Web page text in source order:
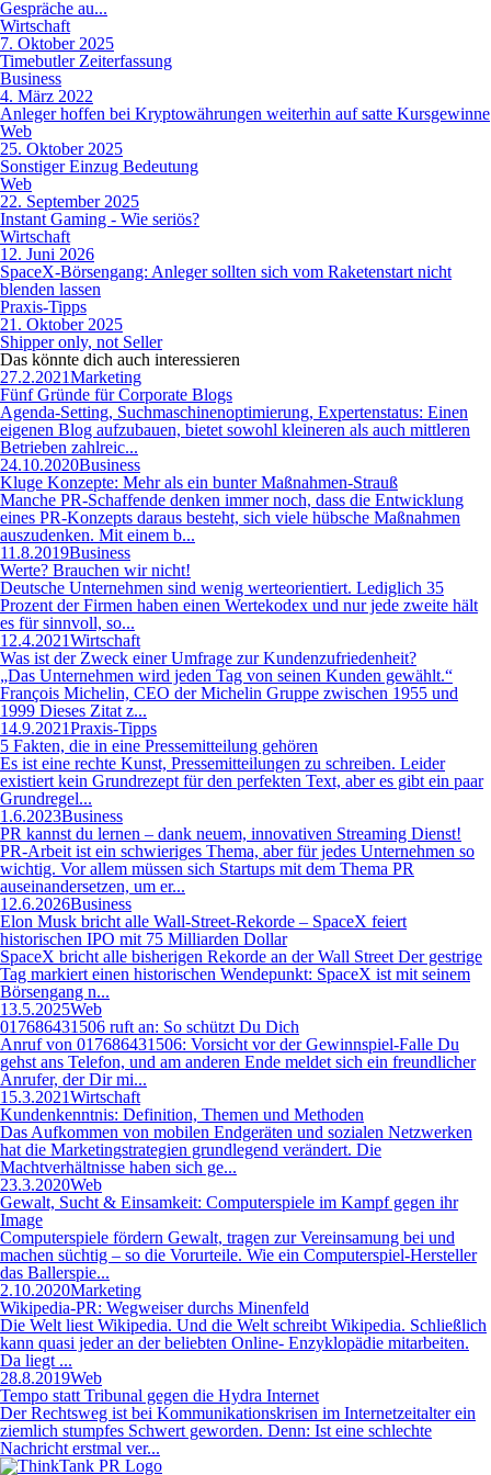
Gespräche au...
Wirtschaft
7. Oktober 2025
Timebutler Zeiterfassung
Business
4. März 2022
Anleger hoffen bei Kryptowährungen weiterhin auf satte Kursgewinne
Web
25. Oktober 2025
Sonstiger Einzug Bedeutung
Web
22. September 2025
Instant Gaming - Wie seriös?
Wirtschaft
12. Juni 2026
SpaceX-Börsengang: Anleger sollten sich vom Raketenstart nicht
blenden lassen
Praxis-Tipps
21. Oktober 2025
Shipper only, not Seller
Das könnte dich auch interessieren
27.2.2021Marketing
Fünf Gründe für Corporate Blogs
Agenda-Setting, Suchmaschinenoptimierung, Expertenstatus: Einen
eigenen Blog aufzubauen, bietet sowohl kleineren als auch mittleren
Betrieben zahlreic...
24.10.2020Business
Kluge Konzepte: Mehr als ein bunter Maßnahmen-Strauß
Manche PR-Schaffende denken immer noch, dass die Entwicklung
eines PR-Konzepts daraus besteht, sich viele hübsche Maßnahmen
auszudenken. Mit einem b...
11.8.2019Business
Werte? Brauchen wir nicht!
Deutsche Unternehmen sind wenig werteorientiert. Lediglich 35
Prozent der Firmen haben einen Wertekodex und nur jede zweite hält
es für sinnvoll, so...
12.4.2021Wirtschaft
Was ist der Zweck einer Umfrage zur Kundenzufriedenheit?
„Das Unternehmen wird jeden Tag von seinen Kunden gewählt.“
François Michelin, CEO der Michelin Gruppe zwischen 1955 und
1999 Dieses Zitat z...
14.9.2021Praxis-Tipps
5 Fakten, die in eine Pressemitteilung gehören
Es ist eine rechte Kunst, Pressemitteilungen zu schreiben. Leider
existiert kein Grundrezept für den perfekten Text, aber es gibt ein paar
Grundregel...
1.6.2023Business
PR kannst du lernen – dank neuem, innovativen Streaming Dienst!
PR-Arbeit ist ein schwieriges Thema, aber für jedes Unternehmen so
wichtig. Vor allem müssen sich Startups mit dem Thema PR
auseinandersetzen, um er...
12.6.2026Business
Elon Musk bricht alle Wall-Street-Rekorde – SpaceX feiert
historischen IPO mit 75 Milliarden Dollar
SpaceX bricht alle bisherigen Rekorde an der Wall Street Der gestrige
Tag markiert einen historischen Wendepunkt: SpaceX ist mit seinem
Börsengang n...
13.5.2025Web
017686431506 ruft an: So schützt Du Dich
Anruf von 017686431506: Vorsicht vor der Gewinnspiel-Falle Du
gehst ans Telefon, und am anderen Ende meldet sich ein freundlicher
Anrufer, der Dir mi...
15.3.2021Wirtschaft
Kundenkenntnis: Definition, Themen und Methoden
Das Aufkommen von mobilen Endgeräten und sozialen Netzwerken
hat die Marketingstrategien grundlegend verändert. Die
Machtverhältnisse haben sich ge...
23.3.2020Web
Gewalt, Sucht & Einsamkeit: Computerspiele im Kampf gegen ihr
Image
Computerspiele fördern Gewalt, tragen zur Vereinsamung bei und
machen süchtig – so die Vorurteile. Wie ein Computerspiel-Hersteller
das Ballerspie...
2.10.2020Marketing
Wikipedia-PR: Wegweiser durchs Minenfeld
Die Welt liest Wikipedia. Und die Welt schreibt Wikipedia. Schließlich
kann quasi jeder an der beliebten Online- Enzyklopädie mitarbeiten.
Da liegt ...
28.8.2019Web
Tempo statt Tribunal gegen die Hydra Internet
Der Rechtsweg ist bei Kommunikationskrisen im Internetzeitalter ein
ziemlich stumpfes Schwert geworden. Denn: Ist eine schlechte
Nachricht erstmal ver...